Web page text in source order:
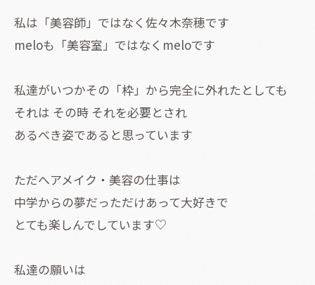
私は「美容師」ではなく佐々木奈穂です
meloも「美容室」ではなくmeloです
私達がいつかその「枠」から完全に外れたとしても
それは その時 それを必要とされ
あるべき姿であると思っています
ただへアメイク・美容の仕事は
中学からの夢だっただけあって大好きで
とても楽しんでしています♡
私達の願いは